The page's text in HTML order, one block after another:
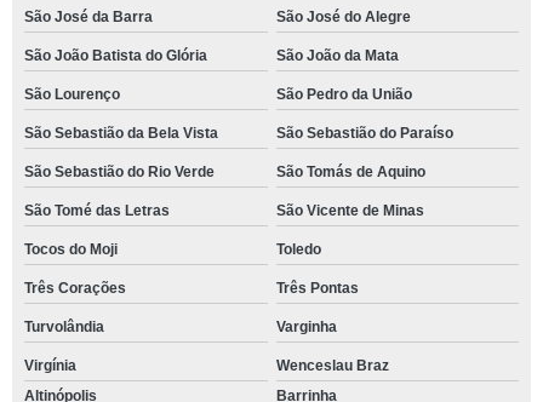
São José da Barra São José do Alegre
São João Batista do Glória São João da Mata
São Lourenço São Pedro da União
São Sebastião da Bela Vista São Sebastião do Paraíso
São Sebastião do Rio Verde São Tomás de Aquino
São Tomé das Letras São Vicente de Minas
Tocos do Moji Toledo
Três Corações Três Pontas
Turvolândia Varginha
Virgínia
Wenceslau Braz
Altinópolis
Barrinha